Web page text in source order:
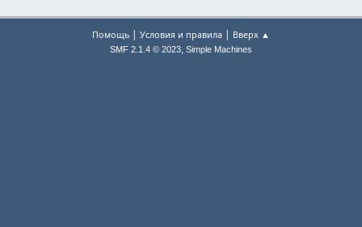
Помощь | Условия и правила | Вверх ▲
SMF 2.1.4 © 2023, Simple Machines